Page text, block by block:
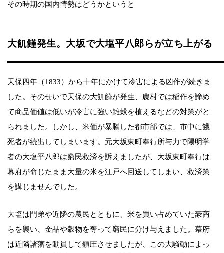
その時期の国内情勢はどうかというと
大飢饉発生。大坂で大塩平八郎らが立ち上がる
天保四年（1833）から十年にかけて冷害による凶作が続きま
した。そのせいで天保の大飢饉が発生、農村では稲作を諦め
て商品価値は低いが冷害に強い雑穀を植えるなどの対策がと
られました。しかし、米価が暴騰した都市部では、市中に餓
死者が続出してしまいます。元大坂東町奉行所与力で陽明学
者の大塩平八郎は窮民救済を訴えましたが、大坂東町奉行は
幕府が命じたまま大量の米を江戸へ回送してしまい、救済策
を講じませんでした。
大塩は門弟や近隣の農民とともに、米を買い占めていた豪商
らを襲い、金品や穀物を奪って窮民に分け与えました。幕府
は近隣諸藩を動員して鎮圧させましたが、この大騒動によっ